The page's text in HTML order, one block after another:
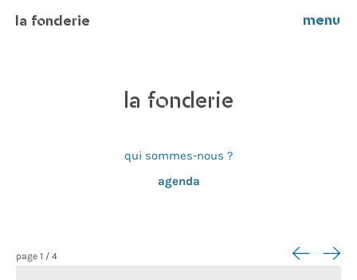
la fonderie menu
la fonderie
qui sommes-nous ?
agenda
page 1 / 4 <-- -->